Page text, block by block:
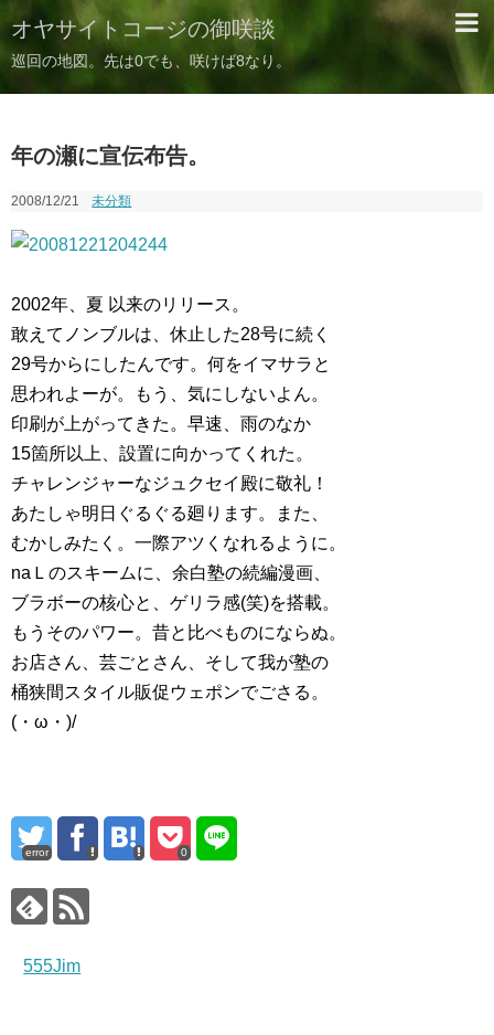
オヤサイトコージの御咲談
巡回の地図。先は0でも、咲けば8なり。
年の瀬に宣伝布告。
2008/12/21 未分類
2002年、夏 以来のリリース。
敢えてノンブルは、休止した28号に続く
29号からにしたんです。何をイマサラと
思われよーが。もう、気にしないよん。
印刷が上がってきた。早速、雨のなか
15箇所以上、設置に向かってくれた。
チャレンジャーなジュクセイ殿に敬礼！
あたしゃ明日ぐるぐる廻ります。また、
むかしみたく。一際アツくなれるように。
naＬのスキームに、余白塾の続編漫画、
ブラボーの核心と、ゲリラ感(笑)を搭載。
もうそのパワー。昔と比べものにならぬ。
お店さん、芸ごとさん、そして我が塾の
桶狭間スタイル販促ウェポンでごさる。
(・ω・)/
error 0
555Jim